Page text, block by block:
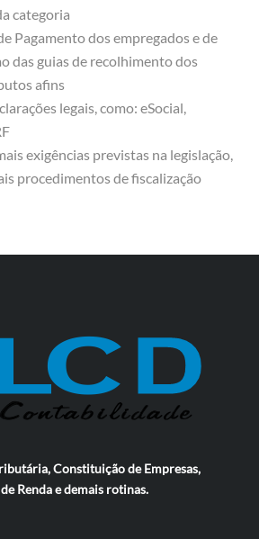
categoria
Pagamento dos empregados e de
das guias de recolhimento dos
afins
legais, como: eSocial,
exigências previstas na legislação,
procedimentos de fiscalização
Constituição de Empresas,
Renda e demais rotinas.